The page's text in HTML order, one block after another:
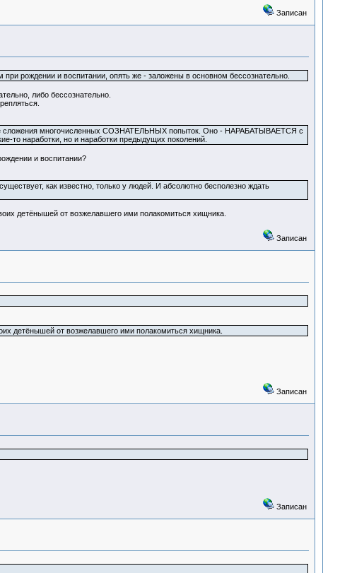
Записан
рождении и воспитании, опять же - заложены в основном бессознательно.
либо бессознательно.
сложения многочисленных СОЗНАТЕЛЬНЫХ попыток. Оно - НАРАБАТЫВАЕТСЯ с
то наработки, но и наработки предыдущих поколений.
и воспитании?
как известно, только у людей. И абсолютно бесполезно ждать
детёнышей от возжелавшего ими полакомиться хищника.
Записан
детёнышей от возжелавшего ими полакомиться хищника.
Записан
Записан